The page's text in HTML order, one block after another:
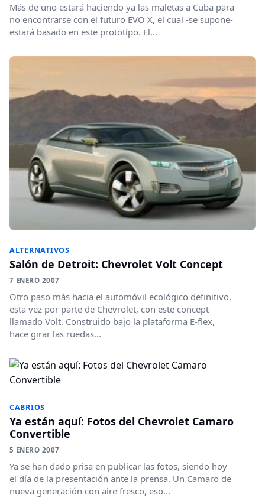
Más de uno estará haciendo ya las maletas a Cuba para
no encontrarse con el futuro EVO X, el cual -se supone-
estará basado en este prototipo. El...
ALTERNATIVOS
Salón de Detroit: Chevrolet Volt Concept
7 ENERO 2007
Otro paso más hacia el automóvil ecológico definitivo,
esta vez por parte de Chevrolet, con este concept
llamado Volt. Construido bajo la plataforma E-flex,
hace girar las ruedas...
CABRIOS
Ya están aquí: Fotos del Chevrolet Camaro
Convertible
5 ENERO 2007
Ya se han dado prisa en publicar las fotos, siendo hoy
el día de la presentación ante la prensa. Un Camaro de
nueva generación con aire fresco, eso...